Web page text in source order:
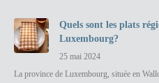
Quels sont les plats
Luxembourg?
25 mai 2024
La province de Luxembourg, située en